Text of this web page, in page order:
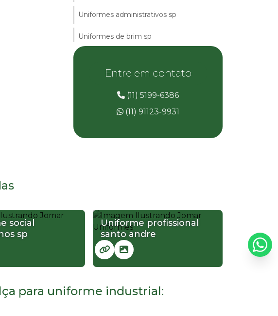
Uniformes administrativos sp
Uniformes de brim sp
Uniformes jaleco e calça
Uniformes profissionais em brim
Uniformes profissionais industriais
Uniformes profissionais jalecos
Uniformes sociais femininos
Entre em contato
(11) 5199-6386
(11) 91123-9931
social
sp
Uniforme profissional
santo andre
para uniforme industrial: